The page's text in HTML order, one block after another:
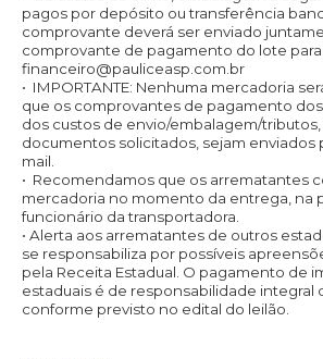
pagos por depósito ou transferência
comprovante deverá ser enviado
comprovante de pagamento do lote para
financeiro@pauliceasp.com.br
•⁠ ⁠IMPORTANTE: Nenhuma mercadoria
que os comprovantes de pagamento
dos custos de envio/embalagem/
documentos solicitados, sejam enviados
mail.
•⁠ Recomendamos que os arrematantes
mercadoria no momento da entrega, na
funcionário da transportadora.
•⁠ Alerta aos arrematantes de outros
se responsabiliza por possíveis
pela Receita Estadual. O pagamento de
estaduais é de responsabilidade integral
conforme previsto no edital do leilão.